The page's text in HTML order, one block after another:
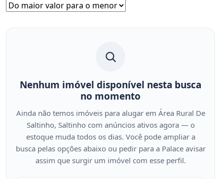
Nenhum imóvel disponível nesta busca
no momento
Ainda não temos imóveis para alugar em Área Rural De
Saltinho, Saltinho com anúncios ativos agora — o
estoque muda todos os dias. Você pode ampliar a
busca pelas opções abaixo ou pedir para a Palace avisar
assim que surgir um imóvel com esse perfil.